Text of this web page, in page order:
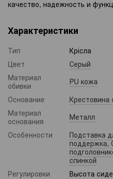
качество, надежность и
Характеристики
Тип
Крісла
Цвет
Серый
Материал
обивки
PU кожа
Основание
Крестовина
Материал
основания
Металл
Особенности
Подставка
поддержка,
спинкой
Регулировки
Высота